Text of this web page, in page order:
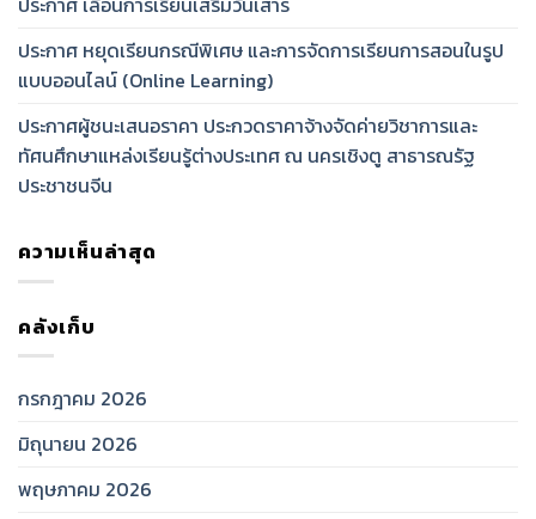
ประกาศ หยุดเรียนกรณีพิเศษ และการจัดการเรียนการสอนในรูป
แบบออนไลน์ (Online Learning)
ประกาศผู้ชนะเสนอราคา ประกวดราคาจ้างจัดค่ายวิชาการและ
ทัศนศึกษาแหล่งเรียนรู้ต่างประเทศ ณ นครเชิงตู สาธารณรัฐ
ประชาชนจีน
ความเห็นล่าสุด
คลังเก็บ
กรกฎาคม 2026
มิถุนายน 2026
พฤษภาคม 2026